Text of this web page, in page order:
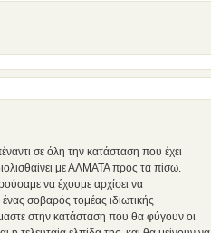
σε όλη την κατάσταση που έχει
με ΑΛΜΑΤΑ προς τα πίσω.
να έχουμε αρχίσει να
σοβαρός τομέας ιδιωτικής
στην κατάσταση που θα φύγουν οι